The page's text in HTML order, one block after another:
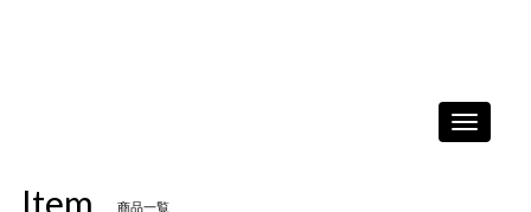
Toggle
Item 商品一覧